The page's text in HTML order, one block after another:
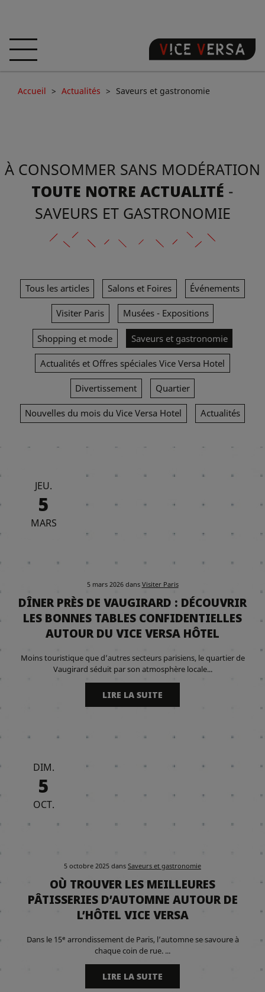
ACCUEIL CHAMBRES
VISITE 3D FAQ BOUTIQUE
ACTUALITÉS PHOTOS
Accueil Actualités Saveurs et gastronomie
À CONSOMMER SANS MODÉRATION
TOUTE NOTRE ACTUALITÉ -
SAVEURS ET GASTRONOMIE
Tous les articles Salons et Foires Événements
Visiter Paris Musées - Expositions
Shopping et mode Saveurs et gastronomie
Actualités et Offres spéciales Vice Versa Hotel
Divertissement Quartier
Nouvelles du mois du Vice Versa Hotel Actualités
JEU.
5
MARS
5 mars 2026 dans Visiter Paris
DÎNER PRÈS DE VAUGIRARD : DÉCOUVRIR
LES BONNES TABLES CONFIDENTIELLES
AUTOUR DU VICE VERSA HÔTEL
Moins touristique que d’autres secteurs parisiens, le quartier de
Vaugirard séduit par son atmosphère locale...
LIRE LA SUITE
DIM.
5
OCT.
5 octobre 2025 dans Saveurs et gastronomie
OÙ TROUVER LES MEILLEURES
PÂTISSERIES D’AUTOMNE AUTOUR DE
L’HÔTEL VICE VERSA
Dans le 15ᵉ arrondissement de Paris, l’automne se savoure à
chaque coin de rue. ...
LIRE LA SUITE